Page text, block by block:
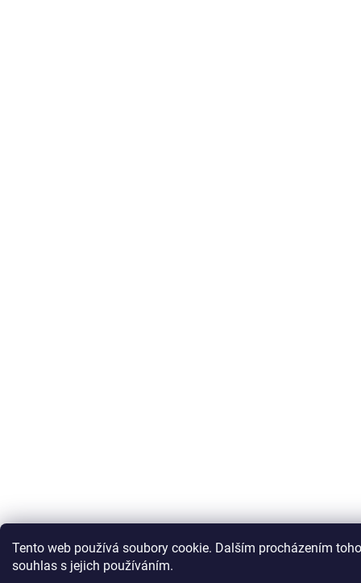
Tento web používá soubory cookie. Dalším procházením
souhlas s jejich používáním.